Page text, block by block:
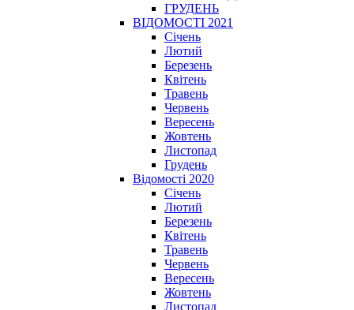
ГРУДЕНЬ
ВІДОМОСТІ 2021
Січень
Лютий
Березень
Квітень
Травень
Червень
Вересень
Жовтень
Листопад
Грудень
Відомості 2020
Січень
Лютий
Березень
Квітень
Травень
Червень
Вересень
Жовтень
Листопад